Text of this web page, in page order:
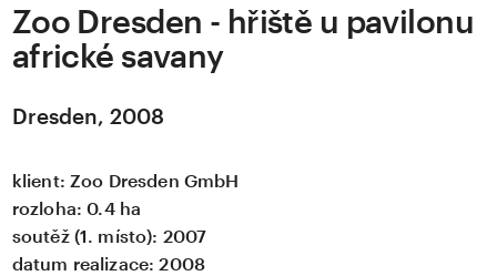
Zoo Dresden - hřiště u pavilonu
africké savany
Dresden, 2008
klient: Zoo Dresden GmbH
rozloha: 0.4 ha
soutěž (1. místo): 2007
datum realizace: 2008